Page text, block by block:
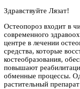
Здравствуйте Лязат!
Остеопороз входит в
современного
центре в лечении
средства, которые
костеобразования,
повышают
обменные процессы.
растительный препарат